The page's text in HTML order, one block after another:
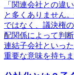
「関連会社との違
と多くありません
ではなく、議決権
配関係によって判
連結子会社といっ
重要な意味を持ち